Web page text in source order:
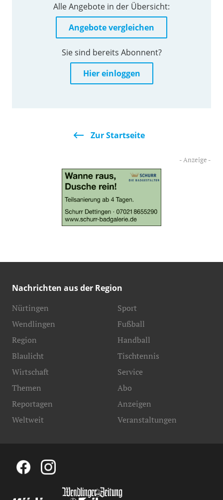
Alle Angebote in der Übersicht:
Angebote vergleichen
Sie sind bereits Abonnent?
Hier einloggen
Zur Startseite
Nachrichten aus der Region
Nürtingen
Wendlingen
Region
Blaulicht
Sport
Fußball
Handball
Tischtennis
Wirtschaft
Themen
Reportagen
Weltweit
Service
Abo
Anzeigen
Veranstaltungen